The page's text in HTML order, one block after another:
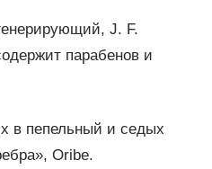
J. F.
парабенов и
в пепельный и седых
Oribe.